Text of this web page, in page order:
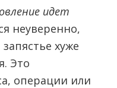
идет
неуверенно,
хуже
Это
операции или